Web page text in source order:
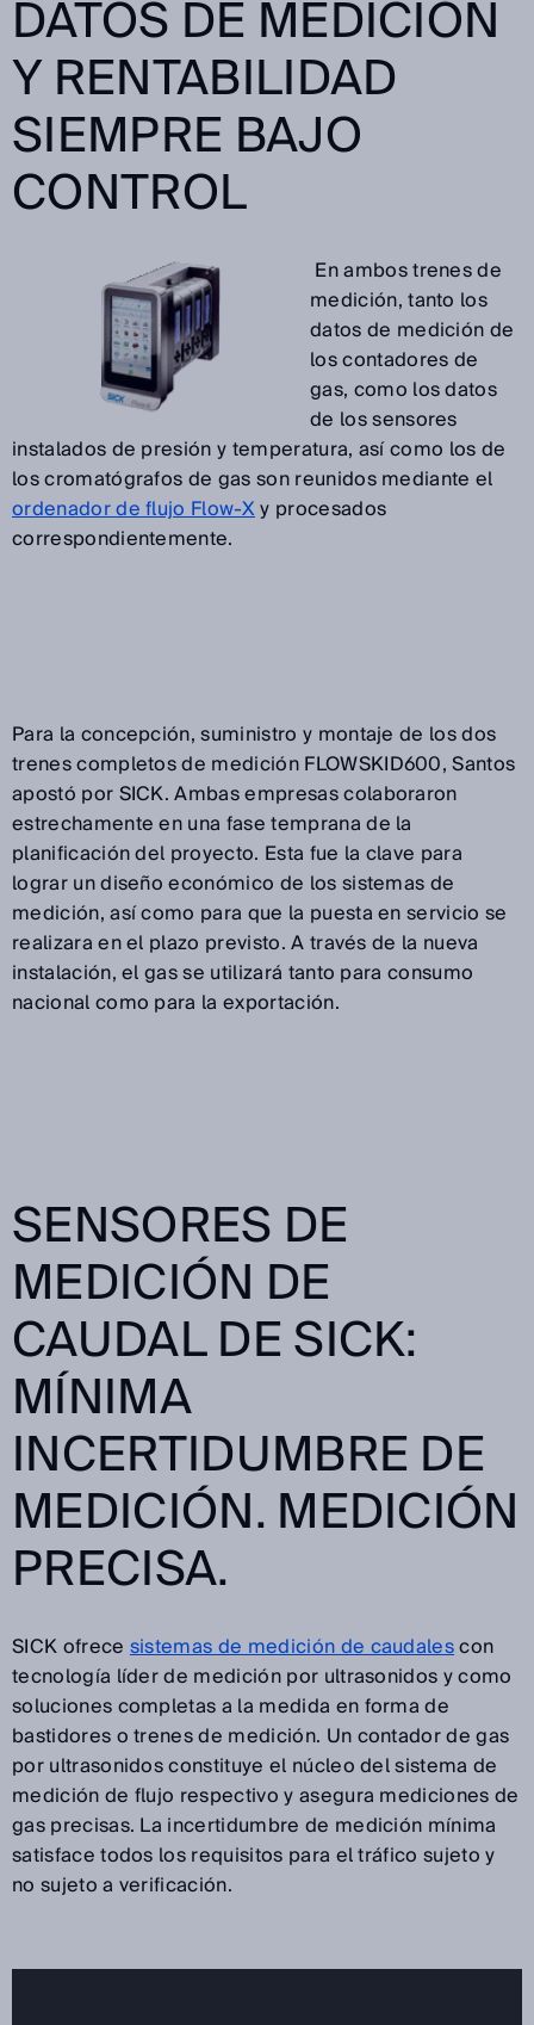
DATOS DE MEDICIÓN
Y RENTABILIDAD
SIEMPRE BAJO
CONTROL
En ambos trenes de
medición, tanto los
datos de medición de
los contadores de
gas, como los datos
de los sensores
instalados de presión y temperatura, así como los de
los cromatógrafos de gas son reunidos mediante el
ordenador de flujo Flow-Xy procesados
correspondientemente.
Para la concepción, suministro y montaje de los dos
trenes completos de medición FLOWSKID600, Santos
apostó por SICK. Ambas empresas colaboraron
estrechamente en una fase temprana de la
planificación del proyecto. Esta fue la clave para
lograr un diseño económico de los sistemas de
medición, así como para que la puesta en servicio se
realizara en el plazo previsto. A través de la nueva
instalación, el gas se utilizará tanto para consumo
nacional como para la exportación.
SENSORES DE
MEDICIÓN DE
CAUDAL DE SICK:
MÍNIMA
INCERTIDUMBRE DE
MEDICIÓN. MEDICIÓN
PRECISA.
SICK ofrecesistemas de medición de caudalescon
tecnología líder de medición por ultrasonidos y como
soluciones completas a la medida en forma de
bastidores o trenes de medición. Un contador de gas
por ultrasonidos constituye el núcleo del sistema de
medición de flujo respectivo y asegura mediciones de
gas precisas. La incertidumbre de medición mínima
satisface todos los requisitos para el tráfico sujeto y
no sujeto a verificación.